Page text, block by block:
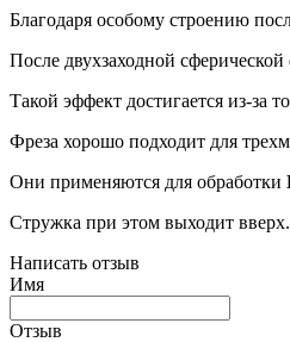
Благодаря особому строению
После двухзаходной
Такой эффект достигается из-за
Фреза хорошо подходит для
Они применяются для обработки
Стружка при этом выходит вверх.
Написать отзыв
Имя
Отзыв